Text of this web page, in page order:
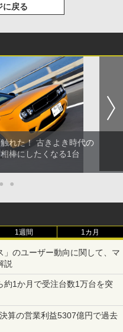
に戻る
れた！ 古きよき時代の
棒にしたくなる1台
● ●
1週間 1カ月
」のユーザー動向に関して、マ
説
約1か月で受注台数1万台を突
算の営業利益5307億円で過去